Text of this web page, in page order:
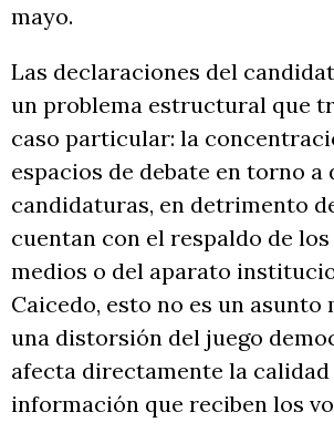
mayo.
Las declaraciones del
un problema estructural que
caso particular: la
espacios de debate en torno a
candidaturas, en detrimento
cuentan con el respaldo de
medios o del aparato
Caicedo, esto no es un asunto
una distorsión del juego
afecta directamente la calidad
información que reciben los